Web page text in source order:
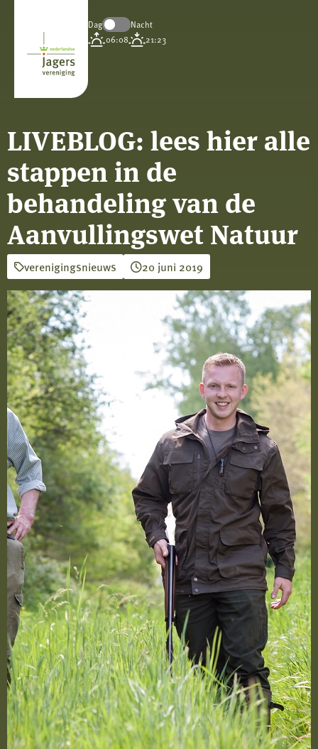
Koninklijke
Nederlandse
Jagersvereniging
Dag
Nacht
06:08
21:23
LIVEBLOG: lees hier alle
stappen in de
behandeling van de
Aanvullingswet Natuur
verenigingsnieuws 20 juni 2019